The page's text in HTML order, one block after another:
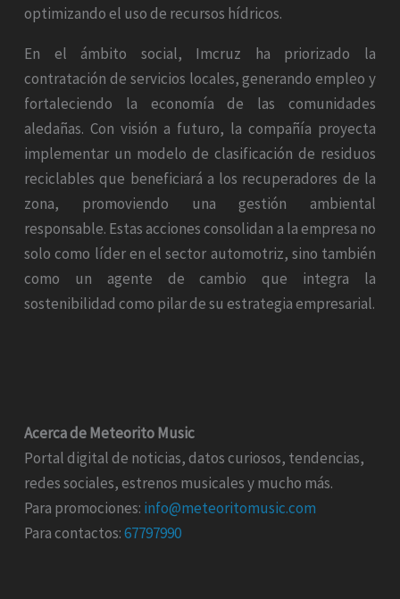
optimizando el uso de recursos hídricos.
En el ámbito social, Imcruz ha priorizado la
contratación de servicios locales, generando empleo y
fortaleciendo la economía de las comunidades
aledañas. Con visión a futuro, la compañía proyecta
implementar un modelo de clasificación de residuos
reciclables que beneficiará a los recuperadores de la
zona, promoviendo una gestión ambiental
responsable. Estas acciones consolidan a la empresa no
solo como líder en el sector automotriz, sino también
como un agente de cambio que integra la
sostenibilidad como pilar de su estrategia empresarial.
Acerca de Meteorito Music
Portal digital de noticias, datos curiosos, tendencias,
redes sociales, estrenos musicales y mucho más.
Para promociones: info@meteoritomusic.com
Para contactos:67797990